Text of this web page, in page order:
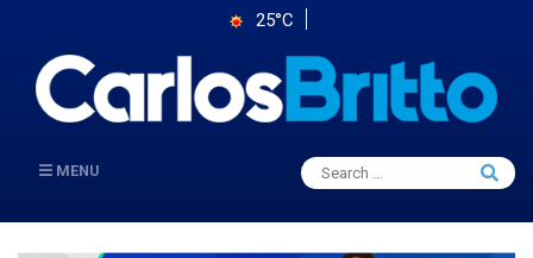
25°C
MENU
Search
for:
Search